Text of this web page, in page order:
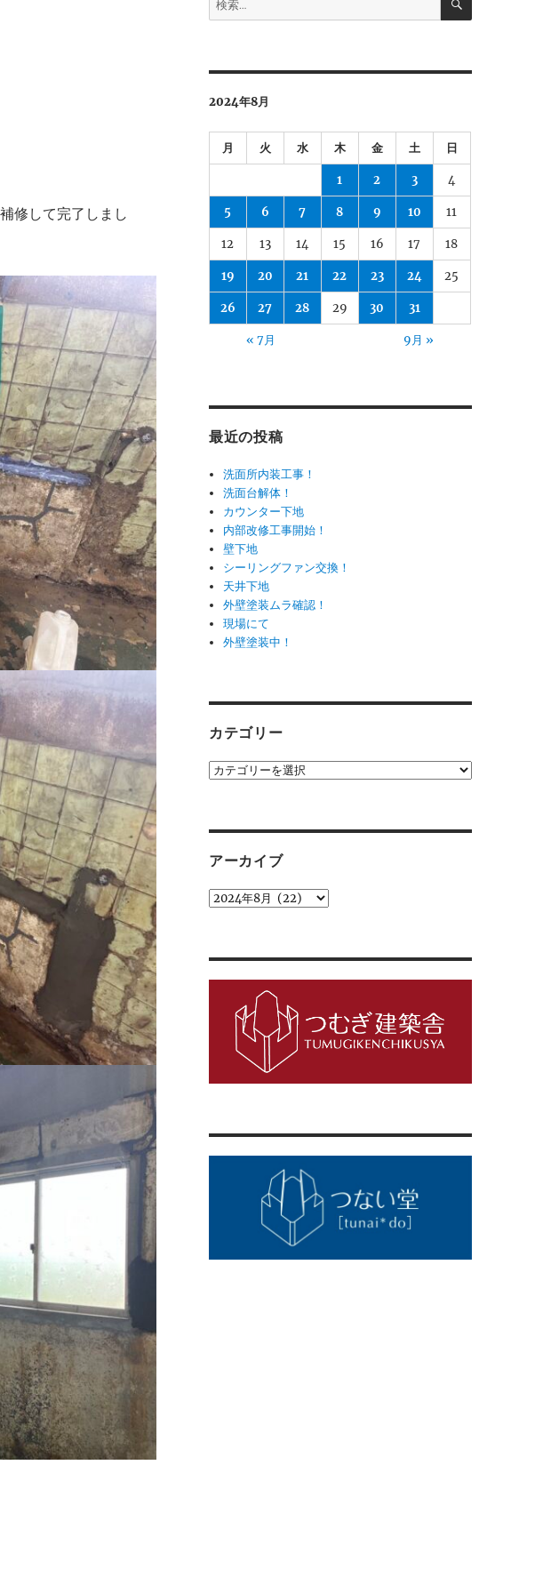
修して完了しまし
索:
2024年8月
月 火 水 木 金 土 日
1 2 3 4
5 6 7 8 9 10 11
12 13 14 15 16 17 18
19 20 21 22 23 24 25
26 27 28 29 30 31
« 7月 9月 »
最近の投稿
洗面所内装工事！
洗面台解体！
カウンター下地
内部改修工事開始！
壁下地
シーリングファン交換！
天井下地
外壁塗装ムラ確認！
現場にて
外壁塗装中！
カテゴリー
カ
アーカイブ
ア